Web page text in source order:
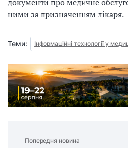
документи про медичне
ними за призначенням лікаря.
Теми: Інформаційні технології у
Попередня новина